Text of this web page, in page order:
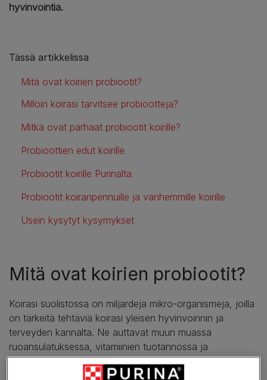
hyvinvointia.
Tässä artikkelissa
Mitä ovat koirien probiootit?
Milloin koirasi tarvitsee probiootteja?
Mitkä ovat parhaat probiootit koirille?
Probioottien edut koirille
Probiootit koirille Purinalta
Probiootit koiranpennuille ja vanhemmille koirille
Usein kysytyt kysymykset
Mitä ovat koirien probiootit?
Koirasi suolistossa on miljardeja mikro-organismeja, joilla
on tärkeitä tehtäviä koirasi yleisen hyvinvoinnin ja
terveyden kannalta. Ne auttavat muun muassa
ruoansulatuksessa, vitamiinien tuotannossa ja
luonnollisen vastustuskyvyn vahvistamisessa.